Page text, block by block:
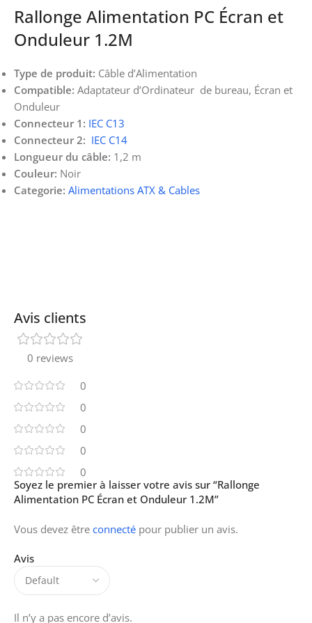
Rallonge Alimentation PC Écran et
Onduleur 1.2M
Type de produit: Câble d’Alimentation
Compatible: Adaptateur d’Ordinateur de bureau, Écran et
Onduleur
Connecteur 1: IEC C13
Connecteur 2: IEC C14
Longueur du câble: 1,2 m
Couleur: Noir
Categorie: Alimentations ATX & Cables
Avis clients
0 reviews
0
0
0
0
0
Avis
Il n’y a pas encore d’avis.
Soyez le premier à laisser votre avis sur “Rallonge
Alimentation PC Écran et Onduleur 1.2M”
Vous devez être connecté pour publier un avis.